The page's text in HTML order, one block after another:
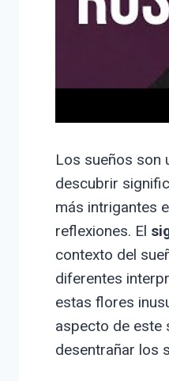
Los sueños son
descubrir
más intrigantes
reflexiones. El
contexto del
diferentes
estas flores
aspecto de este
desentrañar los